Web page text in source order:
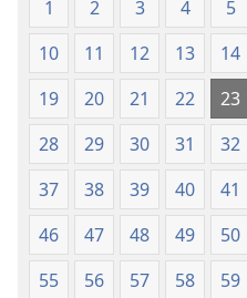
1 2 3 4 5
10
11 12 13 14
19
20 21 22 23
28
29 30 31 32
37
38 39 40 41
46
47 48 49 50
55
56 57 58 59